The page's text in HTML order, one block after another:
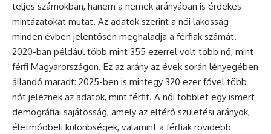
teljes számokban, hanem a nemek arányában is érdekes
mintázatokat mutat. Az adatok szerint a női lakosság
minden évben jelentősen meghaladja a férfiak számát.
2020-ban például több mint 355 ezerrel volt több nő, mint
férfi Magyarországon. Ez az arány az évek során lényegében
állandó maradt: 2025-ben is mintegy 320 ezer fővel több
nőt jeleznek az adatok, mint férfit. A női többlet egy ismert
demográfiai sajátosság, amely az eltérő születési arányok,
életmódbeli különbségek, valamint a férfiak rövidebb